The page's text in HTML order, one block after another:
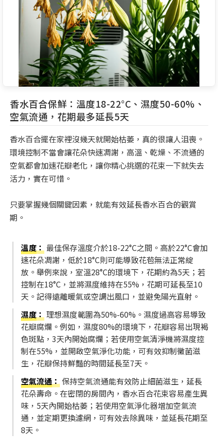
香水百合保鮮：溫度18-22°C、濕度50-60%、
空氣流通，花期最多延長5天
香水百合擺在家裡沒幾天就開始枯萎，真的很讓人沮喪。
環境控制不當會讓花朵快速凋謝，高溫、乾燥、不流通的
空氣都會加速花瓣老化，讓你精心挑選的花束一下就失去
活力，實在可惜。
只要掌握幾個關鍵因素，就能有效延長香水百合的觀賞
期。
溫度： 最佳保存溫度介於18-22°C之間。高於22°C會加
速花朵凋謝，低於18°C則可能導致花苞無法正常綻
放。舉例來說，室溫28°C的環境下，花期約為5天；若
控制在18°C，並將濕度維持在55%，花期可延長至10
天。記得遠離暖氣或空調出風口，並避免陽光直射。
濕度：理想濕度範圍為50%-60%。濕度過高容易導致
花瓣腐爛。例如，濕度80%的環境下，花瓣容易出現褐
色斑點，3天內開始腐爛；若使用空氣清淨機將濕度控
制在55%，並開啟空氣淨化功能，可有效抑制黴菌滋
生，花瓣保持鮮豔的時間延長至7天。
空氣流通：保持空氣流通能有效防止細菌滋生，延長
花朵壽命。在密閉的房間內，香水百合花束容易產生異
味，5天內開始枯萎；若使用空氣淨化器增加空氣流
通，並定期更換濾網，可有效去除異味，並延長花期至
8天。